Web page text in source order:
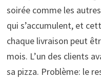
soirée comme les
qui s’accumulent, et
chaque livraison peut
mois. L’un des clients
sa pizza. Problème: le